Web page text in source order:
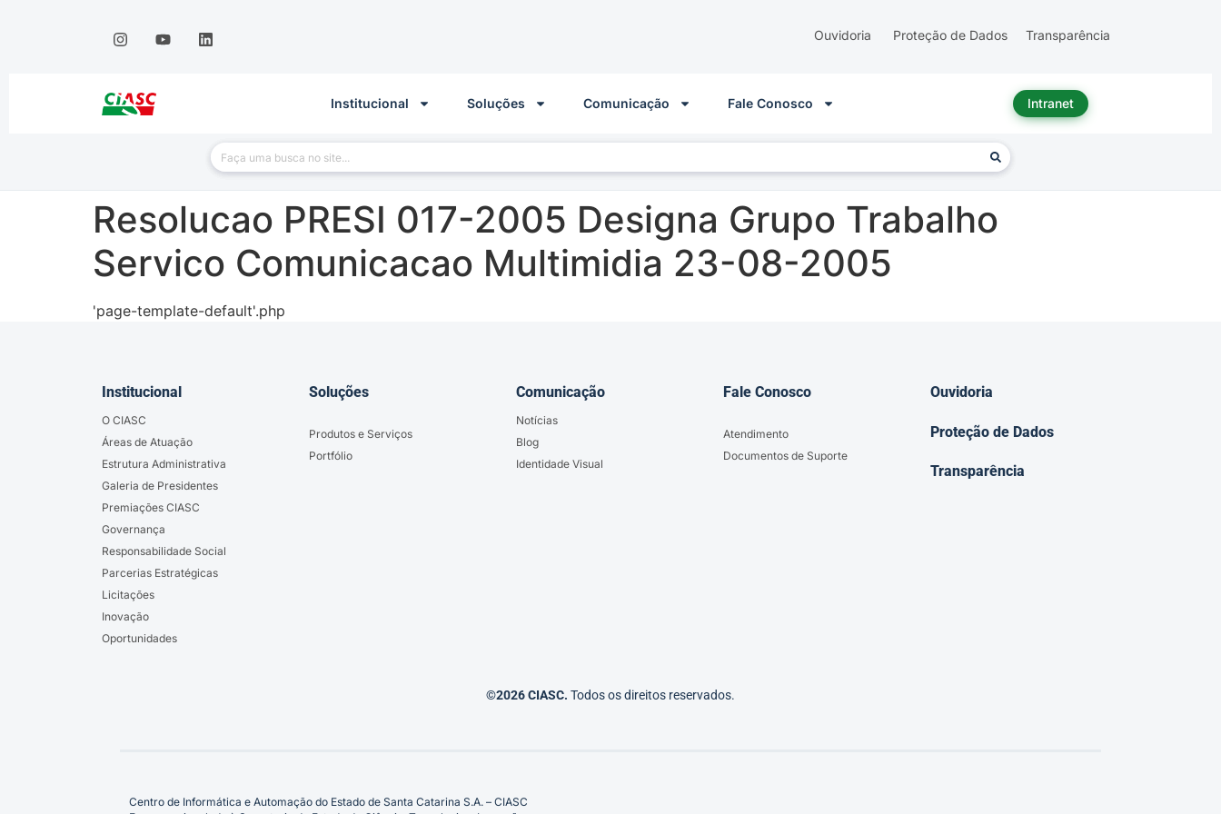
Ouvidoria Proteção de Dados Transparência
Institucional Soluções Comunicação Fale Conosco Intranet
Resolucao PRESI 017-2005 Designa Grupo Trabalho
Servico Comunicacao Multimidia 23-08-2005
'page-template-default'.php
Institucional
O CIASC
Áreas de Atuação
Estrutura Administrativa
Galeria de Presidentes
Premiações CIASC
Governança
Responsabilidade Social
Parcerias Estratégicas
Licitações
Inovação
Oportunidades
Soluções
Produtos e Serviços
Portfólio
Comunicação
Notícias
Blog
Identidade Visual
Fale Conosco
Atendimento
Documentos de Suporte
Ouvidoria
Proteção de Dados
Transparência
©2026 CIASC. Todos os direitos reservados.
Centro de Informática e Automação do Estado de Santa Catarina S.A. – CIASC